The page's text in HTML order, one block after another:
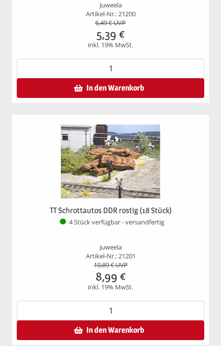
Juweela
Artikel-Nr.: 21200
6,49€ UVP
5,39 €
inkl. 19% MwSt.
In den Warenkorb
TT Schrottautos DDR rostig (18 Stück)
4 Stück verfügbar - versandfertig
Juweela
Artikel-Nr.: 21201
10,89€ UVP
8,99 €
inkl. 19% MwSt.
In den Warenkorb